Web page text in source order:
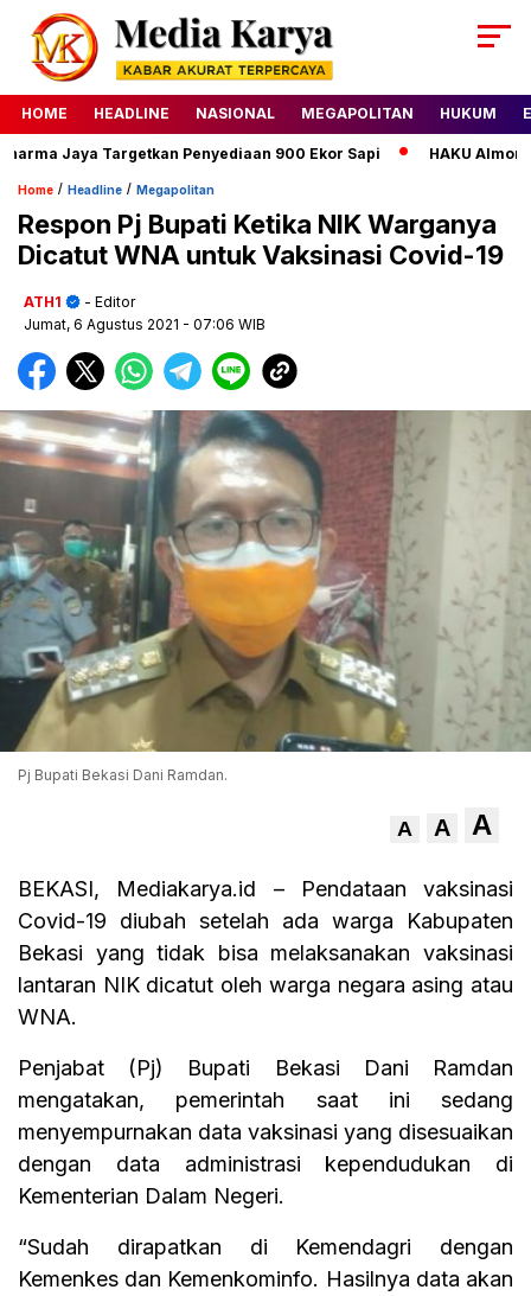
HOME HEADLINE NASIONAL MEGAPOLITAN HUKUM
Jaya Targetkan Penyediaan 900 Ekor Sapi HAKU Almond
Home / Headline / Megapolitan
Respon Pj Bupati Ketika NIK Warganya
Dicatut WNA untuk Vaksinasi Covid-19
ATH1
- Editor
Jumat, 6 Agustus 2021 - 07:06 WIB
Pj Bupati Bekasi Dani Ramdan.
A A A
BEKASI, Mediakarya.id – Pendataan vaksinasi
Covid-19 diubah setelah ada warga Kabupaten
Bekasi yang tidak bisa melaksanakan vaksinasi
lantaran NIK dicatut oleh warga negara asing atau
WNA.
Penjabat (Pj) Bupati Bekasi Dani Ramdan
mengatakan, pemerintah saat ini sedang
menyempurnakan data vaksinasi yang disesuaikan
dengan data administrasi kependudukan di
Kementerian Dalam Negeri.
“Sudah dirapatkan di Kemendagri dengan
Kemenkes dan Kemenkominfo. Hasilnya data akan